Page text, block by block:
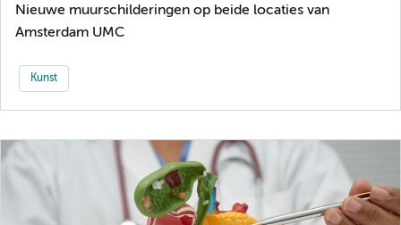
Nieuwe muurschilderingen op beide locaties van
Amsterdam UMC
Kunst